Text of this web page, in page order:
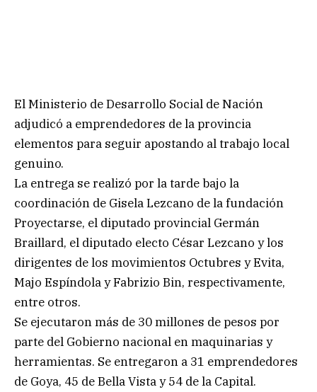
El Ministerio de Desarrollo Social de Nación
adjudicó a emprendedores de la provincia
elementos para seguir apostando al trabajo local
genuino.
La entrega se realizó por la tarde bajo la
coordinación de Gisela Lezcano de la fundación
Proyectarse, el diputado provincial Germán
Braillard, el diputado electo César Lezcano y los
dirigentes de los movimientos Octubres y Evita,
Majo Espíndola y Fabrizio Bin, respectivamente,
entre otros.
Se ejecutaron más de 30 millones de pesos por
parte del Gobierno nacional en maquinarias y
herramientas. Se entregaron a 31 emprendedores
de Goya, 45 de Bella Vista y 54 de la Capital.